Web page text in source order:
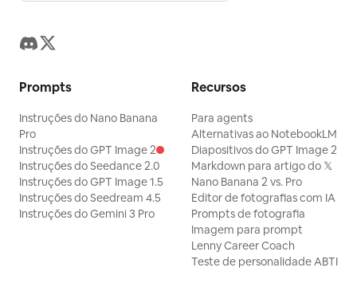
Prompts
Instruções do Nano Banana
Pro
Instruções do GPT Image 2
Instruções do Seedance 2.0
Instruções do GPT Image 1.5
Instruções do Seedream 4.5
Instruções do Gemini 3 Pro
Recursos
Para agents
Alternativas ao NotebookLM
Diapositivos do GPT Image 2
Markdown para artigo do 𝕏
Nano Banana 2 vs. Pro
Editor de fotografias com IA
Prompts de fotografia
Imagem para prompt
Lenny Career Coach
Teste de personalidade ABTI